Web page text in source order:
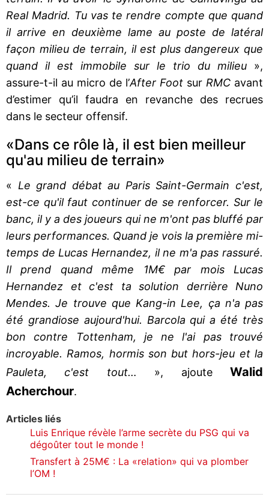
Real Madrid. Tu vas te rendre compte que quand
il arrive en deuxième lame au poste de latéral
façon milieu de terrain, il est plus dangereux que
quand il est immobile sur le trio du milieu »,
assure-t-il au micro de l’After Foot sur RMC avant
d’estimer qu’il faudra en revanche des recrues
dans le secteur offensif.
«Dans ce rôle là, il est bien meilleur
qu'au milieu de terrain»
« Le grand débat au Paris Saint-Germain c'est,
est-ce qu'il faut continuer de se renforcer. Sur le
banc, il y a des joueurs qui ne m'ont pas bluffé par
leurs performances. Quand je vois la première mi-
temps de Lucas Hernandez, il ne m'a pas rassuré.
Il prend quand même 1M€ par mois Lucas
Hernandez et c'est ta solution derrière Nuno
Mendes. Je trouve que Kang-in Lee, ça n'a pas
été grandiose aujourd'hui. Barcola qui a été très
bon contre Tottenham, je ne l'ai pas trouvé
incroyable. Ramos, hormis son but hors-jeu et la
Pauleta, c'est tout… », ajouteWalid
Acherchour.
Articles liés
Luis Enrique révèle l’arme secrète du PSG qui va
dégoûter tout le monde !
Transfert à 25M€ : La «relation» qui va plomber
l’OM !